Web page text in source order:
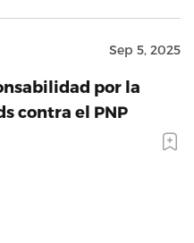
Sep 5, 2025
por la
contra el PNP